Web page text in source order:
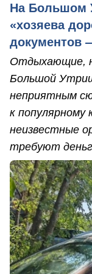
На Большом
«хозяева
документов
Отдыхающие,
Большой
неприятным
к популярному
неизвестные
требуют